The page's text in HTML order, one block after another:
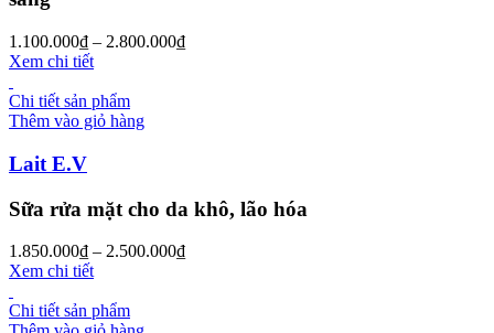
1.100.000₫ – 2.800.000₫
Xem chi tiết
Chi tiết sản phẩm
Thêm vào giỏ hàng
Lait E.V
Sữa rửa mặt cho da khô, lão hóa
1.850.000₫ – 2.500.000₫
Xem chi tiết
Chi tiết sản phẩm